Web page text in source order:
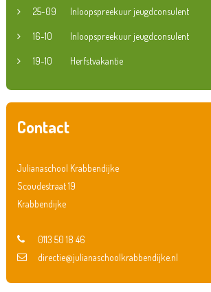
25-09 Inloopspreekuur jeugdconsulent
16-10 Inloopspreekuur jeugdconsulent
19-10 Herfstvakantie
Contact
Julianaschool Krabbendijke
Scoudestraat 19
Krabbendijke
0113 50 18 46
directie@julianaschoolkrabbendijke.nl